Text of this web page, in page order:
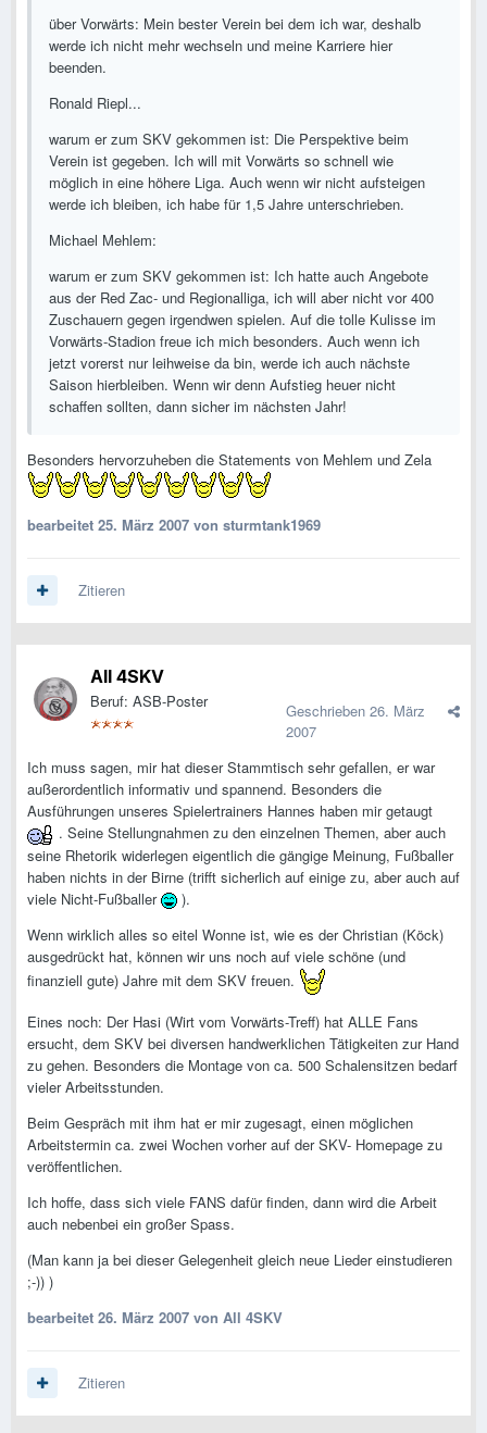
über Vorwärts: Mein bester Verein bei dem ich war, deshalb
werde ich nicht mehr wechseln und meine Karriere hier
beenden.
Ronald Riepl...
warum er zum SKV gekommen ist: Die Perspektive beim
Verein ist gegeben. Ich will mit Vorwärts so schnell wie
möglich in eine höhere Liga. Auch wenn wir nicht aufsteigen
werde ich bleiben, ich habe für 1,5 Jahre unterschrieben.
Michael Mehlem:
warum er zum SKV gekommen ist: Ich hatte auch Angebote
aus der Red Zac- und Regionalliga, ich will aber nicht vor 400
Zuschauern gegen irgendwen spielen. Auf die tolle Kulisse im
Vorwärts-Stadion freue ich mich besonders. Auch wenn ich
jetzt vorerst nur leihweise da bin, werde ich auch nächste
Saison hierbleiben. Wenn wir denn Aufstieg heuer nicht
schaffen sollten, dann sicher im nächsten Jahr!
Besonders hervorzuheben die Statements von Mehlem und Zela
bearbeitet 25. März 2007 von sturmtank1969
Zitieren
All 4SKV
Beruf: ASB-Poster Geschrieben 26. März
2007
Ich muss sagen, mir hat dieser Stammtisch sehr gefallen, er war
außerordentlich informativ und spannend. Besonders die
Ausführungen unseres Spielertrainers Hannes haben mir getaugt
. Seine Stellungnahmen zu den einzelnen Themen, aber auch
seine Rhetorik widerlegen eigentlich die gängige Meinung, Fußballer
haben nichts in der Birne (trifft sicherlich auf einige zu, aber auch auf
viele Nicht-Fußballer
).
Wenn wirklich alles so eitel Wonne ist, wie es der Christian (Köck)
ausgedrückt hat, können wir uns noch auf viele schöne (und
finanziell gute) Jahre mit dem SKV freuen.
Eines noch: Der Hasi (Wirt vom Vorwärts-Treff) hat ALLE Fans
ersucht, dem SKV bei diversen handwerklichen Tätigkeiten zur Hand
zu gehen. Besonders die Montage von ca. 500 Schalensitzen bedarf
vieler Arbeitsstunden.
Beim Gespräch mit ihm hat er mir zugesagt, einen möglichen
Arbeitstermin ca. zwei Wochen vorher auf der SKV- Homepage zu
veröffentlichen.
Ich hoffe, dass sich viele FANS dafür finden, dann wird die Arbeit
auch nebenbei ein großer Spass.
(Man kann ja bei dieser Gelegenheit gleich neue Lieder einstudieren
;-)) )
bearbeitet 26. März 2007 von All 4SKV
Zitieren